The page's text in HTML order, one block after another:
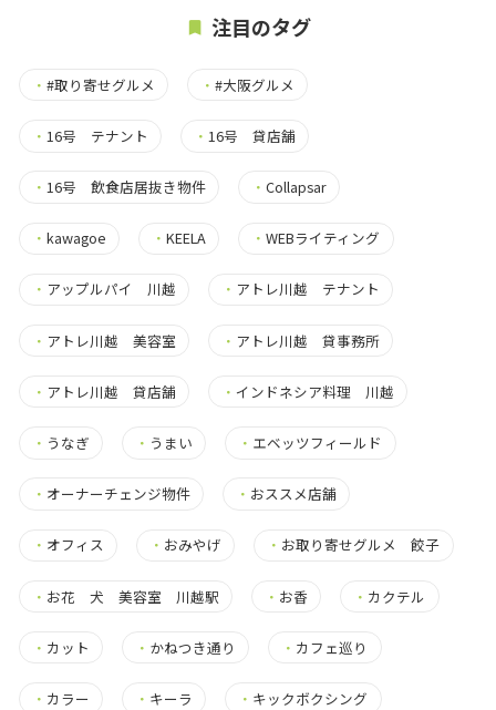
注目のタグ
・ #取り寄せグルメ ・#大阪グルメ
・ 16号 テナント ・16号 貸店舗
・ 16号 飲食店居抜き物件 ・Collapsar
・ kawagoe ・KEELA ・WEBライティング
・ アップルパイ 川越 ・ アトレ川越 テナント
・ アトレ川越 美容室 ・ アトレ川越 貸事務所
・ アトレ川越 貸店舗 ・ インドネシア料理 川越
・ うなぎ ・ うまい ・ エベッツフィールド
・ オーナーチェンジ物件 ・ おススメ店舗
・ オフィス ・ おみやげ ・ お取り寄せグルメ 餃子
・ お花 犬 美容室 川越駅 ・ お香 ・ カクテル
・ カット ・ かねつき通り ・ カフェ巡り
・ カラー ・ キーラ ・ キックボクシング